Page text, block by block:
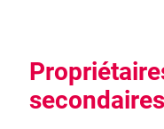
secondaires